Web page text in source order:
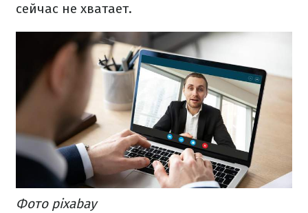
сейчас не хватает.
Фото pixabay